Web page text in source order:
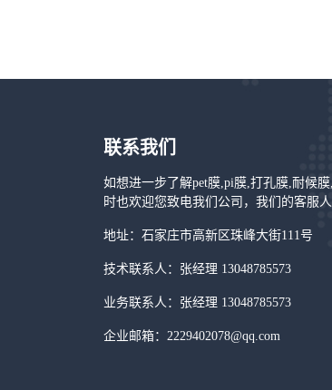
联系我们
如想进一步了解pet膜,pi膜,打孔膜,耐候
时也欢迎您致电我们公司，我们的客服
地址：石家庄市高新区珠峰大街111号
技术联系人：张经理 13048785573
业务联系人：张经理 13048785573
企业邮箱：2229402078@qq.com